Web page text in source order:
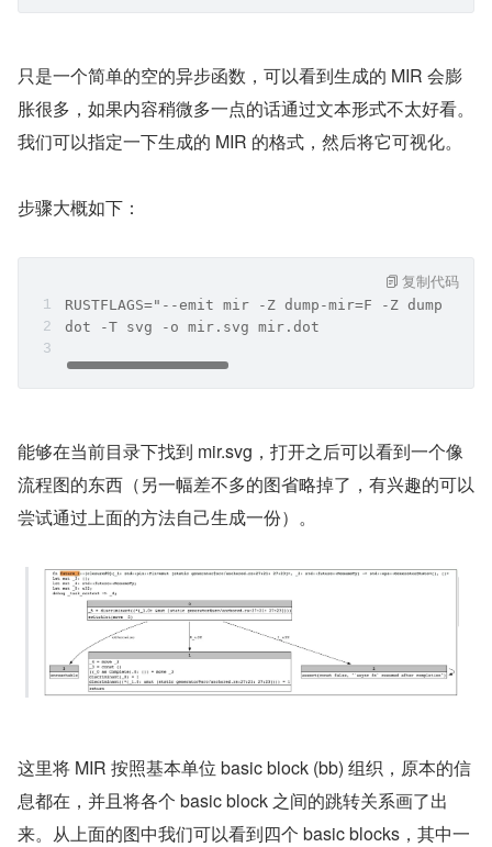
只是一个简单的空的异步函数，可以看到生成的 MIR 会膨
胀很多，如果内容稍微多一点的话通过文本形式不太好看。
我们可以指定一下生成的 MIR 的格式，然后将它可视化。
步骤大概如下：
RUSTFLAGS="--emit mir -Z dump-mir=F -Z
dot -T svg -o mir.svg mir.dot
复制代码
能够在当前目录下找到 mir.svg，打开之后可以看到一个像
流程图的东西（另一幅差不多的图省略掉了，有兴趣的可以
尝试通过上面的方法自己生成一份）。
这里将 MIR 按照基本单位 basic block (bb) 组织，原本的信
息都在，并且将各个 basic block 之间的跳转关系画了出
来。从上面的图中我们可以看到四个 basic blocks，其中一